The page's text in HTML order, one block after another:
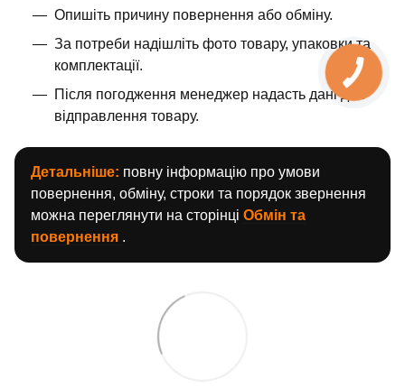
Опишіть причину повернення або обміну.
За потреби надішліть фото товару, упаковки та
комплектації.
Після погодження менеджер надасть дані для
відправлення товару.
Детальніше: повну інформацію про умови
повернення, обміну, строки та порядок звернення
можна переглянути на сторінці Обмін та
повернення .